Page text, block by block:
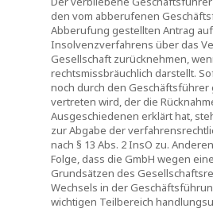
den vom abberufenen
Abberufung gestellten Antrag
Insolvenzverfahrens über das
Gesellschaft zurücknehmen,
rechtsmissbräuchlich darstellt.
noch durch den Geschäftsführer
vertreten wird, der die
Ausgeschiedenen erklärt hat,
zur Abgabe der
nach § 13 Abs. 2 InsO zu.
Folge, dass die GmbH wegen
Grundsätzen des
Wechsels in der
wichtigen Teilbereich